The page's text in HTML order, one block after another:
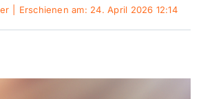
Erschienen am: 24. April 2026 12:14